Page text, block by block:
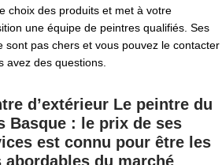
choix des produits et met à votre
une équipe de peintres qualifiés. Ses
sont pas chers et vous pouvez le contacter
avez des questions.
d’extérieur Le peintre du
Basque : le prix de ses
est connu pour être les
abordables du marché